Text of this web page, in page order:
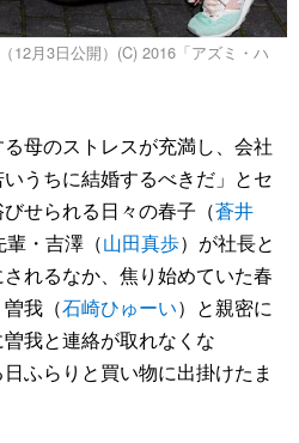
12月3日公開）(C) 2016「アズミ・ハ
母のストレスが充満し、会社
うちに結婚するべきだ」とセ
せられる日々の春子（蒼井
・吉澤（山田真歩）が社長と
れるなか、焦り始めていた春
我（石崎ひゅーい）と親密に
我と連絡が取れなくな
ふらりと買い物に出掛けたま